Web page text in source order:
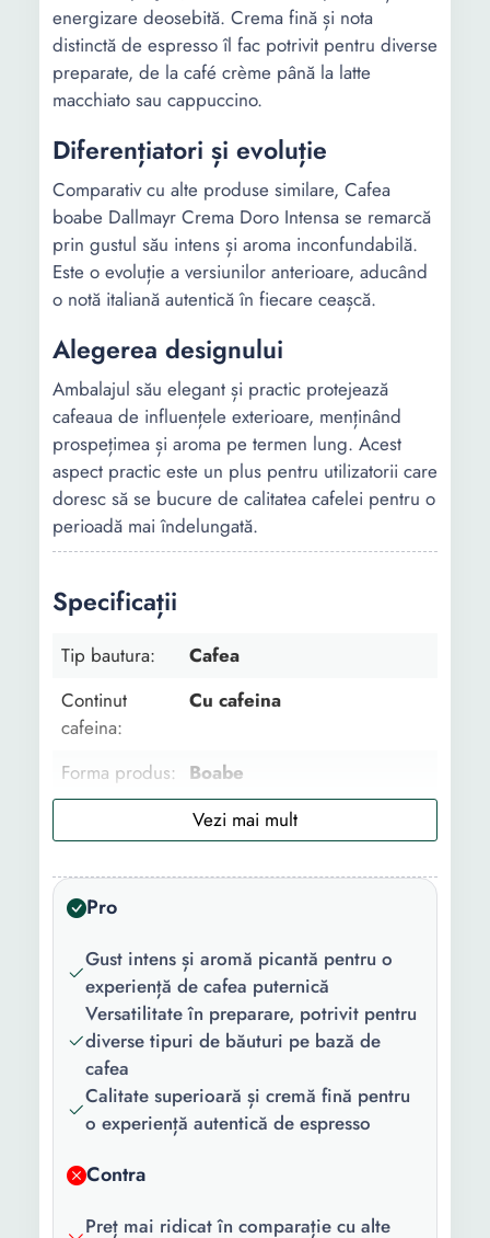
energizare deosebită. Crema fină și nota
distinctă de espresso îl fac potrivit pentru diverse
preparate, de la café crème până la latte
macchiato sau cappuccino.
Diferențiatori și evoluție
Comparativ cu alte produse similare, Cafea
boabe Dallmayr Crema Doro Intensa se remarcă
prin gustul său intens și aroma inconfundabilă.
Este o evoluție a versiunilor anterioare, aducând
o notă italiană autentică în fiecare ceașcă.
Alegerea designului
Ambalajul său elegant și practic protejează
cafeaua de influențele exterioare, menținând
prospețimea și aroma pe termen lung. Acest
aspect practic este un plus pentru utilizatorii care
doresc să se bucure de calitatea cafelei pentru o
perioadă mai îndelungată.
Specificații
Tip bautura:
Cafea
Continut
cafeina:
Cu cafeina
Forma produs:
Boabe
Caffe crema
Nivel prajire:
Destinat
pentru:
Espressor Automat vending
cafea
Greutate:
1 Kg
Pro
Gust intens și aromă picantă pentru o
experiență de cafea puternică
Versatilitate în preparare, potrivit pentru
diverse tipuri de băuturi pe bază de
cafea
Calitate superioară și cremă fină pentru
o experiență autentică de espresso
Contra
Preț mai ridicat în comparație cu alte